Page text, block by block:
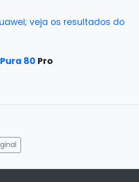
veja os resultados do
80 Pro